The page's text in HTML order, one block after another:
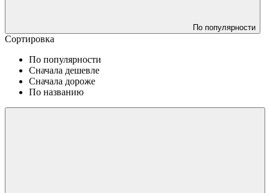
По популярности
Сортировка
По популярности
Сначала дешевле
Сначала дороже
По названию